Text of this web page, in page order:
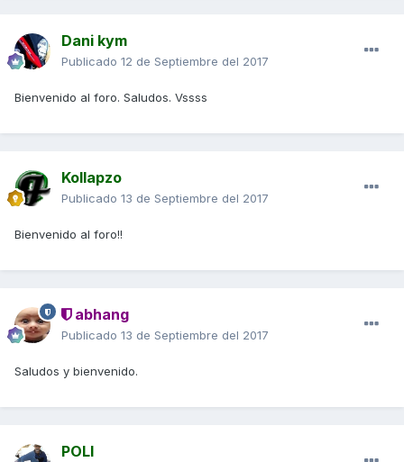
Dani kym
Publicado 12 de Septiembre del 2017
Bienvenido al foro. Saludos. Vssss
Kollapzo
Publicado 13 de Septiembre del 2017
Bienvenido al foro!!
abhang
Publicado 13 de Septiembre del 2017
Saludos y bienvenido.
POLI